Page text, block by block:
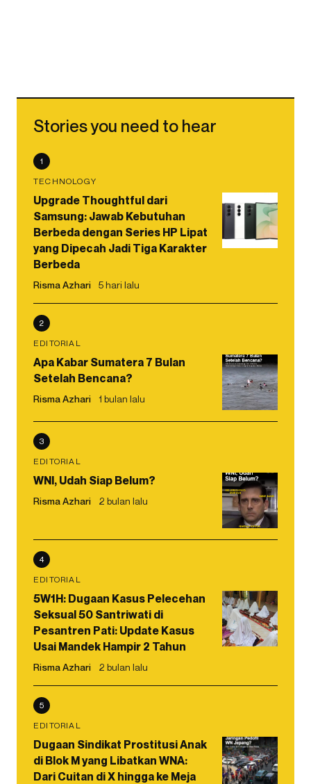
Stories you need to hear
1
TECHNOLOGY
Upgrade Thoughtful dari
Samsung: Jawab Kebutuhan
Berbeda dengan Series HP Lipat
yang Dipecah Jadi Tiga Karakter
Berbeda
Risma Azhari 5 hari lalu
2
EDITORIAL
Apa Kabar Sumatera 7 Bulan
Setelah Bencana?
Risma Azhari 1 bulan lalu
3
EDITORIAL
WNI, Udah Siap Belum?
Risma Azhari 2 bulan lalu
4
EDITORIAL
5W1H: Dugaan Kasus Pelecehan
Seksual 50 Santriwati di
Pesantren Pati: Update Kasus
Usai Mandek Hampir 2 Tahun
Risma Azhari 2 bulan lalu
5
EDITORIAL
Dugaan Sindikat Prostitusi Anak
di Blok M yang Libatkan WNA:
Dari Cuitan di X hingga ke Meja